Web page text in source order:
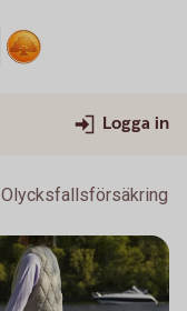
Logga in
Olycksfallsförsäkring